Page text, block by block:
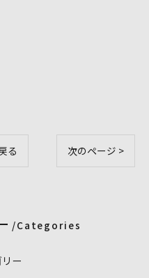
る 次のページ >
Categories
ー